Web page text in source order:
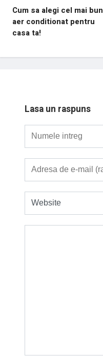
Cum sa alegi cel mai bun
aer conditionat pentru
casa ta!
Lasa un raspuns